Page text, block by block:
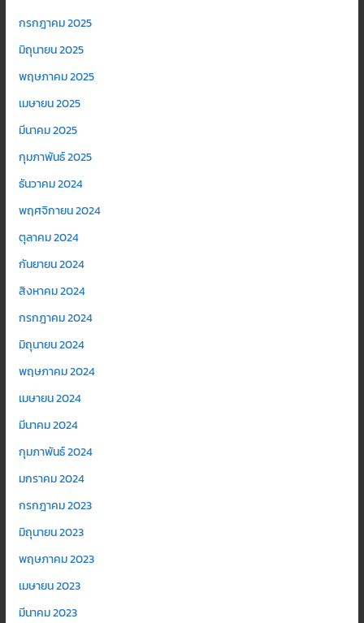
กรกฎาคม 2025
มิถุนายน 2025
พฤษภาคม 2025
เมษายน 2025
มีนาคม 2025
กุมภาพันธ์ 2025
ธันวาคม 2024
พฤศจิกายน 2024
ตุลาคม 2024
กันยายน 2024
สิงหาคม 2024
กรกฎาคม 2024
มิถุนายน 2024
พฤษภาคม 2024
เมษายน 2024
มีนาคม 2024
กุมภาพันธ์ 2024
มกราคม 2024
กรกฎาคม 2023
มิถุนายน 2023
พฤษภาคม 2023
เมษายน 2023
มีนาคม 2023